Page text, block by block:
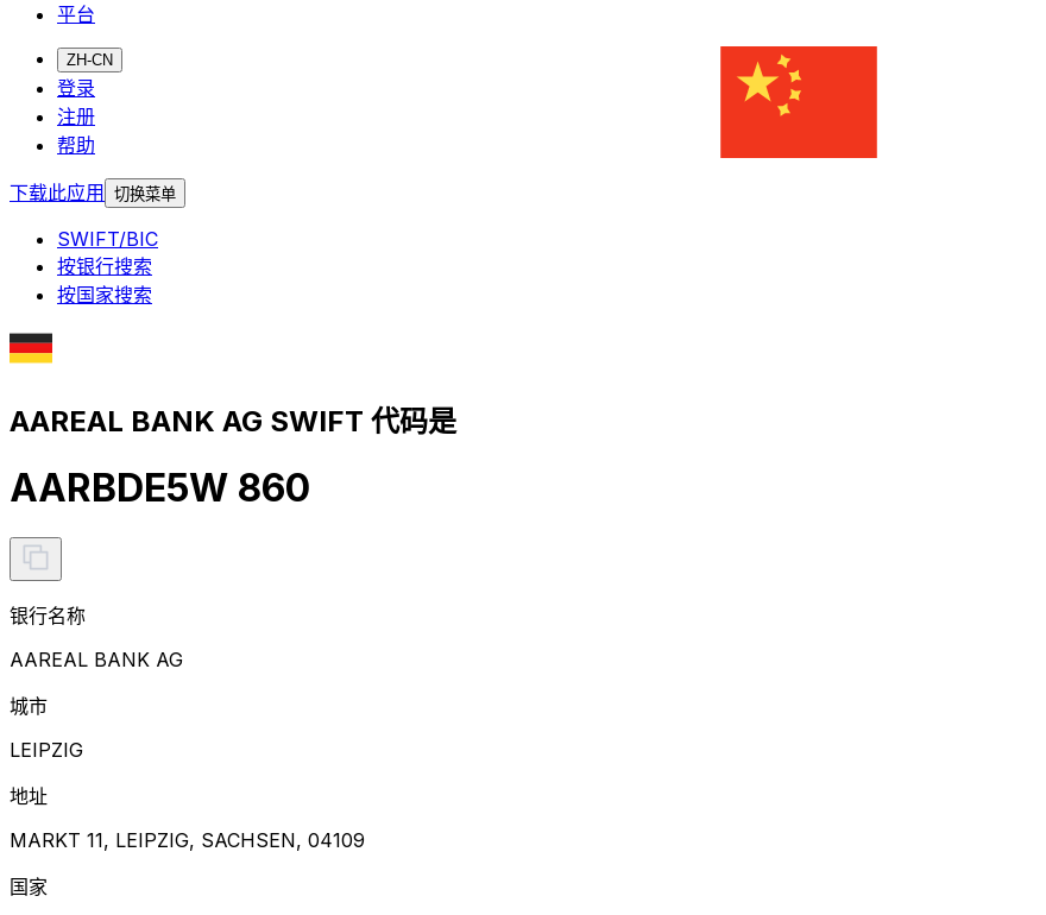
平台
ZH-CN
登录
注册
帮助
下载此应用 切换菜单
SWIFT/BIC
按银行搜索
按国家搜索
AAREAL BANK AG SWIFT 代码是
AARBDE5W 860
银行名称
AAREAL BANK AG
城市
LEIPZIG
地址
MARKT 11, LEIPZIG, SACHSEN, 04109
国家